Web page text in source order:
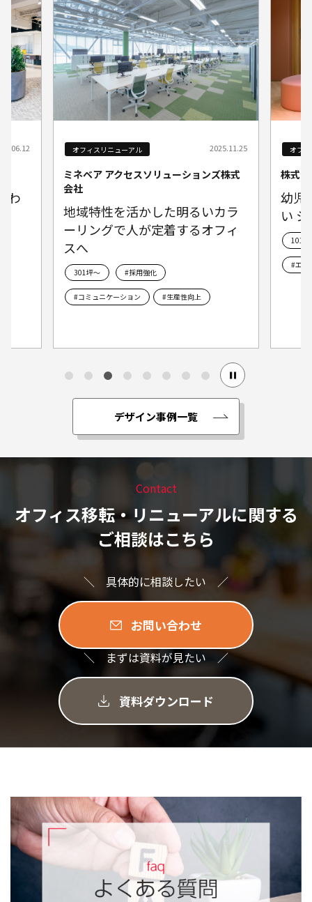
わ
オフィスリニューアル 2025.11.25
ミネベア アクセスソリューションズ株式
会社
地域特性を活かした明るいカラ
ーリングで人が定着するオフィ
スへ
301坪～ #採用強化
#コミュニケーション #生産性向上
オフ
株式
幼児
い
#エン
デザイン事例一覧
Contact
オフィス移転・リニューアルに関する
ご相談はこちら
＼ 具体的に相談したい ／
お問い合わせ
＼ まずは資料が見たい ／
資料ダウンロード